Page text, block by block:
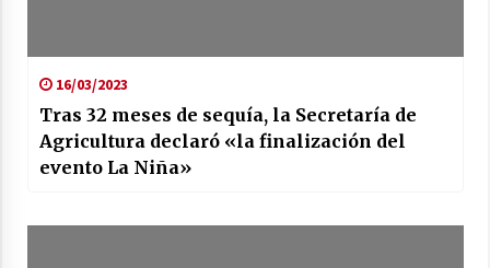
16/03/2023
Tras 32 meses de sequía, la Secretaría de
Agricultura declaró «la finalización del
evento La Niña»